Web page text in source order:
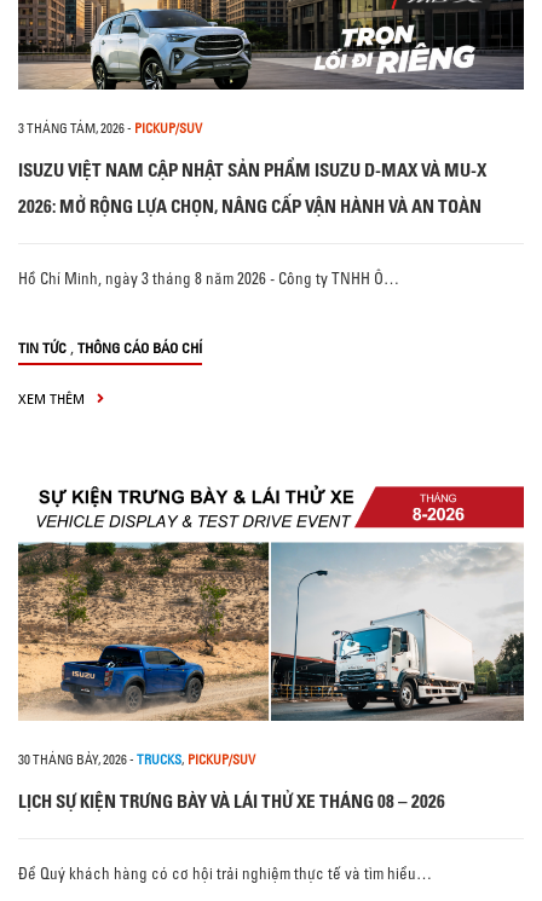
3 THÁNG TÁM, 2026- PICKUP/SUV
ISUZU VIỆT NAM CẬP NHẬT SẢN PHẨM ISUZU D-MAX VÀ MU-X
2026: MỞ RỘNG LỰA CHỌN, NÂNG CẤP VẬN HÀNH VÀ AN TOÀN
Hồ Chí Minh, ngày 3 tháng 8 năm 2026 - Công ty TNHH Ô…
TIN TỨC , THÔNG CÁO BÁO CHÍ
XEM THÊM
30 THÁNG BẢY, 2026- TRUCKS, PICKUP/SUV
LỊCH SỰ KIỆN TRƯNG BÀY VÀ LÁI THỬ XE THÁNG 08 – 2026
Để Quý khách hàng có cơ hội trải nghiệm thực tế và tìm hiểu…